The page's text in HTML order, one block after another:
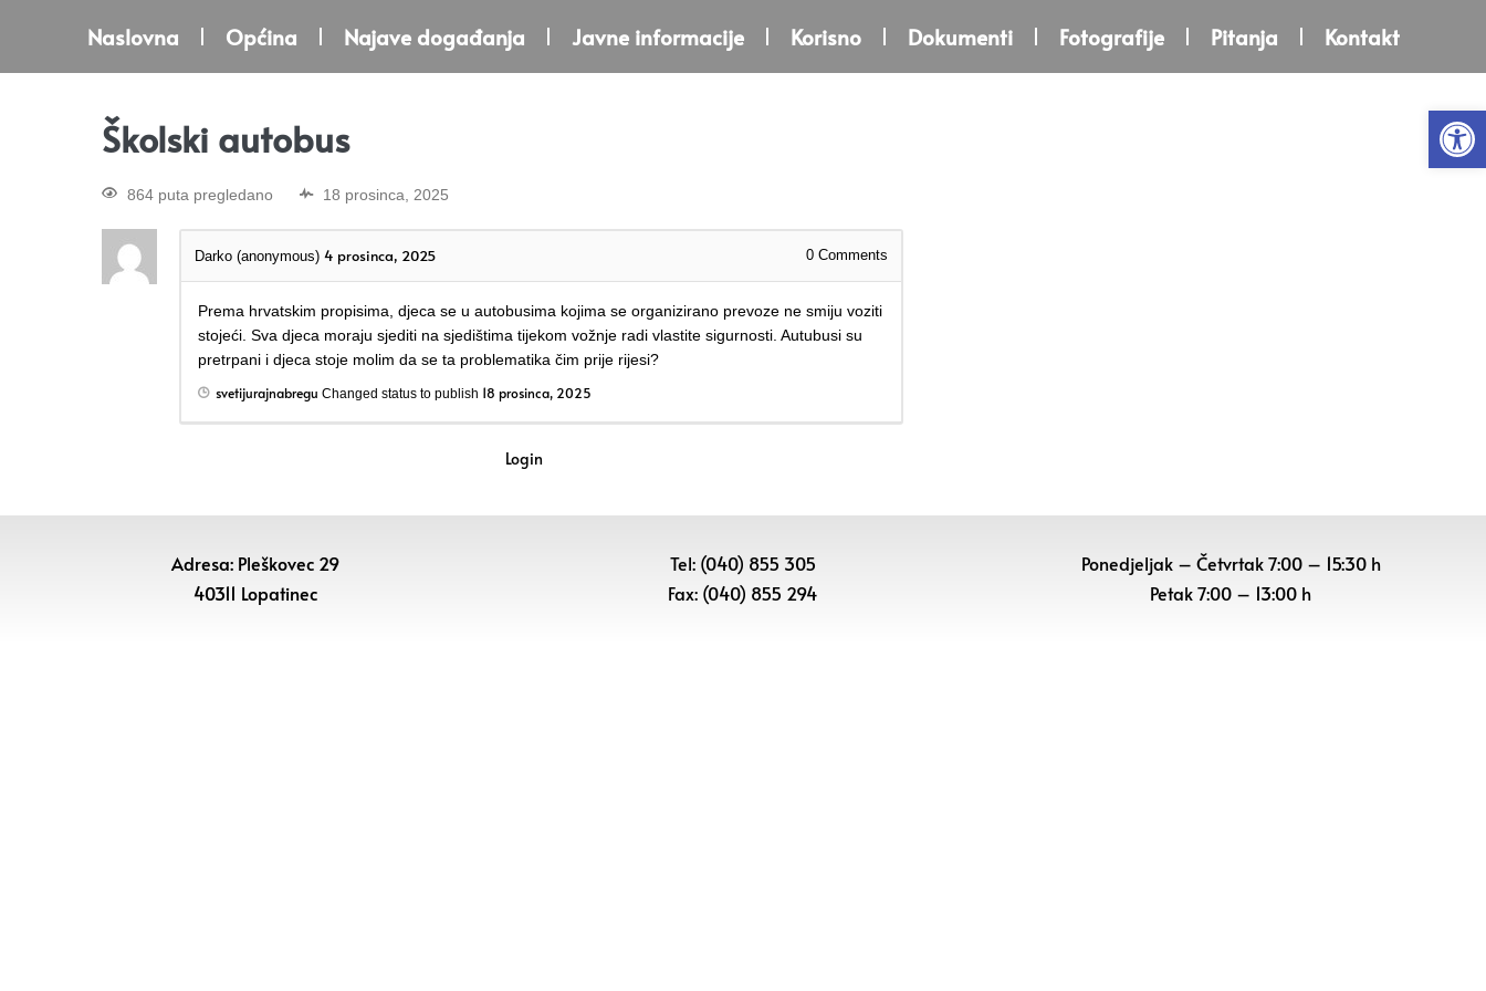
Naslovna Općina Najave događanja Javne informacije Korisno Dokumenti Fotografije Pitanja Kontakt
Školski autobus
864 puta pregledano 18 prosinca, 2025
Darko (anonymous) 4 prosinca, 2025 0Comments
Prema hrvatskim propisima, djeca se u autobusima kojima se organizirano prevoze ne smiju voziti
stojeći. Sva djeca moraju sjediti na sjedištima tijekom vožnje radi vlastite sigurnosti. Autubusi su
pretrpani i djeca stoje molim da se ta problematika čim prije rijesi?
svetijurajnabregu Changed status to publish 18 prosinca, 2025
Login
Adresa: Pleškovec 29
40311 Lopatinec
Tel: (040) 855 305
Fax: (040) 855 294
Ponedjeljak – Četvrtak 7:00 – 15:30 h
Petak7:00 – 13:00 h